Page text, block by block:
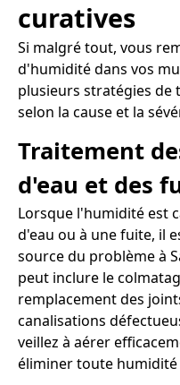
curatives
Si malgré tout, vous
d'humidité dans vos
plusieurs stratégies de
selon la cause et la
Traitement
d'eau et des
Lorsque l'humidité est
d'eau ou à une fuite, il
source du problème à
peut inclure le
remplacement des
canalisations
veillez à aérer
éliminer toute humidité